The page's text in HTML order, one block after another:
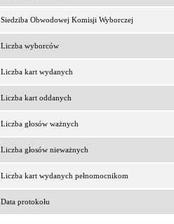
Siedziba Obwodowej Komisji Wyborczej
Liczba wyborców
Liczba kart wydanych
Liczba kart oddanych
Liczba głosów ważnych
Liczba głosów nieważnych
Liczba kart wydanych pełnomocnikom
Data protokołu